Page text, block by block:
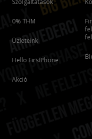
0% THM
Üzleteink
Hello FirstPhone
Akció